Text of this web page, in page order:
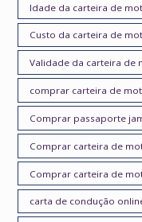
Idade da carteira de
Custo da carteira de
Validade da carteira de
comprar carteira de
Comprar passaporte
Comprar carteira de
Comprar carteira de
carta de condução